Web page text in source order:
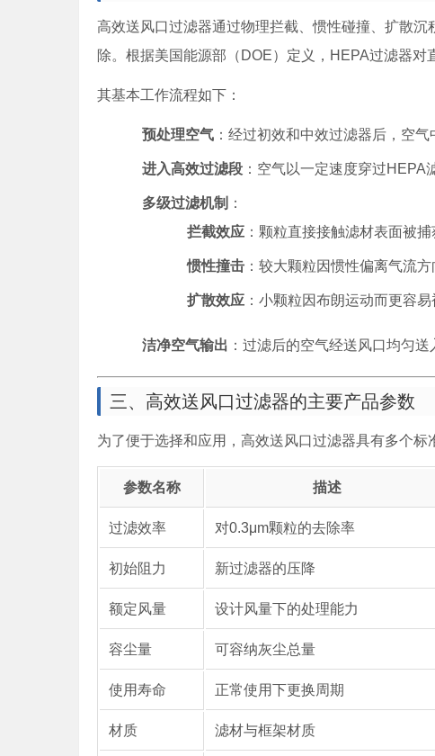
高效送风口过滤器通过物理拦截、惯性碰撞、扩散
除。根据美国能源部（DOE）定义，HEPA过滤器对
其基本工作流程如下：
预处理空气 ：经过初效和中效过滤器后，空气
进入高效过滤段 ：空气以一定速度穿过HEPA
多级过滤机制 ：
拦截效应 ：颗粒直接接触滤材表面被捕
惯性撞击 ：较大颗粒因惯性偏离气流方
扩散效应 ：小颗粒因布朗运动而更容易
洁净空气输出 ：过滤后的空气经送风口均匀送
三、高效送风口过滤器的主要产品参数
为了便于选择和应用，高效送风口过滤器具有多个标
参数名称 描述
过滤效率 对0.3μm颗粒的去除率
初始阻力 新过滤器的压降
额定风量 设计风量下的处理能力
容尘量 可容纳灰尘总量
使用寿命 正常使用下更换周期
材质 滤材与框架材质